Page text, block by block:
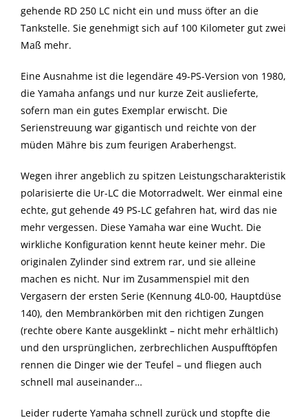
gehende RD 250 LC nicht ein und muss öfter an die
Tankstelle. Sie genehmigt sich auf 100 Kilometer gut zwei
Maß mehr.
Eine Ausnahme ist die legendäre 49-PS-Version von 1980,
die Yamaha anfangs und nur kurze Zeit auslieferte,
sofern man ein gutes Exemplar erwischt. Die
Serienstreuung war gigantisch und reichte von der
müden Mähre bis zum feurigen Araberhengst.
Wegen ihrer angeblich zu spitzen Leistungscharakteristik
polarisierte die Ur-LC die Motorradwelt. Wer einmal eine
echte, gut gehende 49 PS-LC gefahren hat, wird das nie
mehr vergessen. Diese Yamaha war eine Wucht. Die
wirkliche Konfiguration kennt heute keiner mehr. Die
originalen Zylinder sind extrem rar, und sie alleine
machen es nicht. Nur im Zusammenspiel mit den
Vergasern der ersten Serie (Kennung 4L0-00, Hauptdüse
140), den Membrankörben mit den richtigen Zungen
(rechte obere Kante ausgeklinkt – nicht mehr erhältlich)
und den ursprünglichen, zerbrechlichen Auspufftöpfen
rennen die Dinger wie der Teufel – und fliegen auch
schnell mal auseinander…
Leider ruderte Yamaha schnell zurück und stopfte die